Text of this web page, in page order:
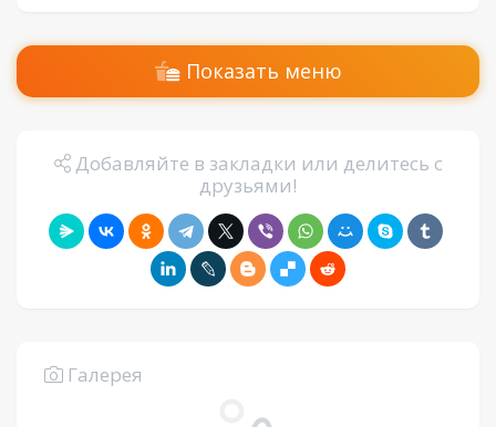
Показать меню
Добавляйте в закладки или делитесь с
друзьями!
Галерея